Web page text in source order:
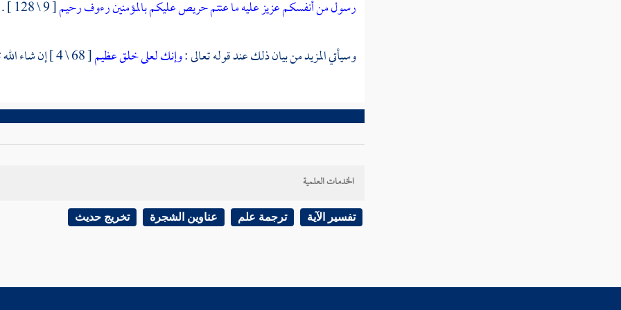
رسول من أنفسكم عزيز عليه ما عنتم حريص عليكم بالمؤمنين رءوف رحيم[ 9 \ 128 ] .
وسيأتي المزيد من بيان ذلك عند قوله تعالى :وإنك لعلى خلق عظيم[ 68 \ 4 ] إن شاء الله تعالى .
الخدمات العلمية
تفسير الآية ترجمة علم عناوين الشجرة تخريج حديث